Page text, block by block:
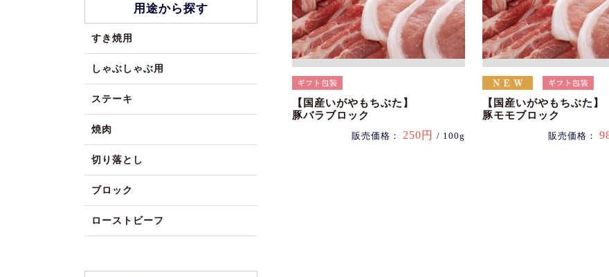
【国産いがやもちぶた】
豚バラブロック
販売価格： 250円 / 100g
【国産いがやもちぶた】
豚モモブロック
販売価格：
用途から探す
すき焼用
しゃぶしゃぶ用
ステーキ
焼肉
切り落とし
ブロック
ローストビーフ